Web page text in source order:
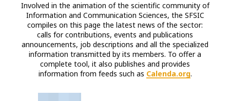
Involved in the animation of the scientific community of
Information and Communication Sciences, the SFSIC
compiles on this page the latest news of the sector:
calls for contributions, events and publications
announcements, job descriptions and all the specialized
information transmitted by its members. To offer a
complete tool, it also publishes and provides
information from feeds such as Calenda.org.